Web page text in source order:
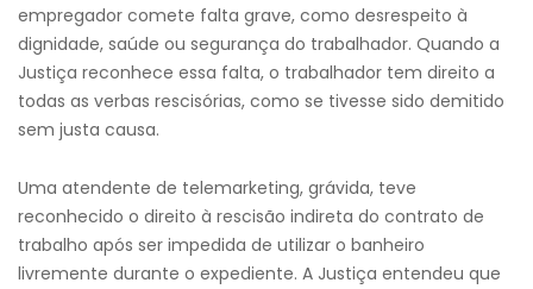
empregador comete falta grave, como desrespeito à
dignidade, saúde ou segurança do trabalhador. Quando a
Justiça reconhece essa falta, o trabalhador tem direito a
todas as verbas rescisórias, como se tivesse sido demitido
sem justa causa.
Uma atendente de telemarketing, grávida, teve
reconhecido o direito à rescisão indireta do contrato de
trabalho após ser impedida de utilizar o banheiro
livremente durante o expediente. A Justiça entendeu que